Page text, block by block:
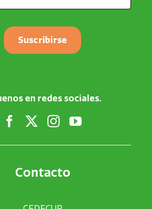
Suscribirse
en redes sociales.
Contacto